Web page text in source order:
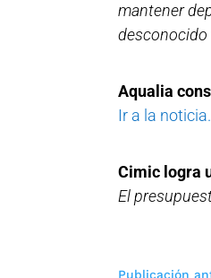
mantener
desconocido
Aqualia
Ir a la noticia.
Cimic logra
El
Publicación